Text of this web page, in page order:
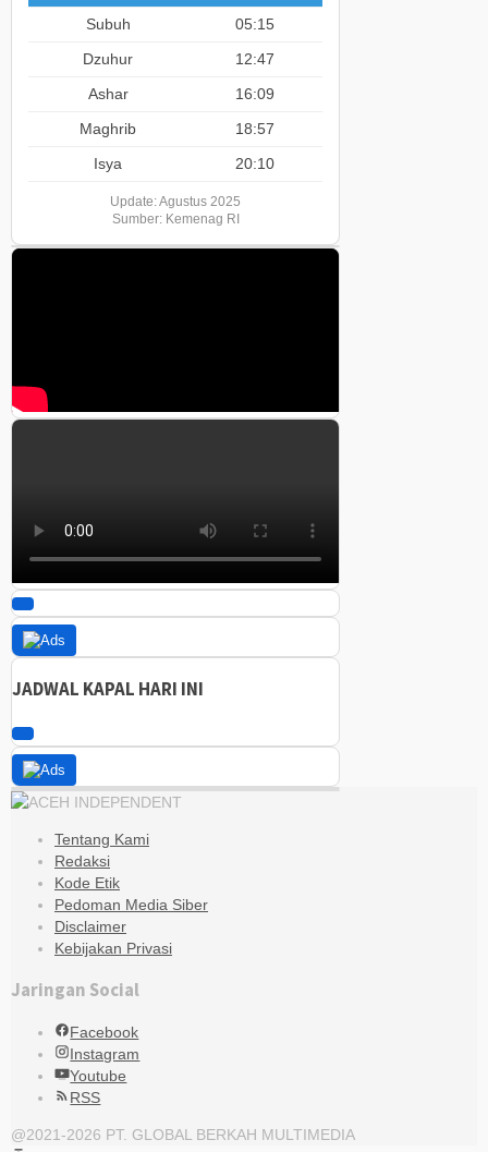
Subuh
05:15
Dzuhur
12:47
Ashar
16:09
Maghrib
18:57
Isya
20:10
Update: Agustus 2025
Sumber: Kemenag RI
JADWAL KAPAL HARI INI
Tentang Kami
Redaksi
Kode Etik
Pedoman Media Siber
Disclaimer
Kebijakan Privasi
Jaringan Social
Facebook
Instagram
Youtube
RSS
@2021-2026 PT. GLOBAL BERKAH MULTIMEDIA